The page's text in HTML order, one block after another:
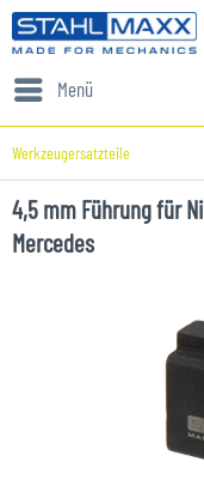
Menü
Werkzeugersatzteile
4,5 mm Führung für
Mercedes